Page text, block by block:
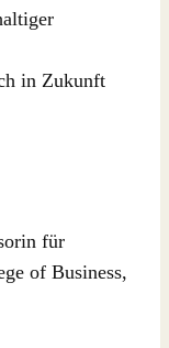
in Zukunft
für
of Business,